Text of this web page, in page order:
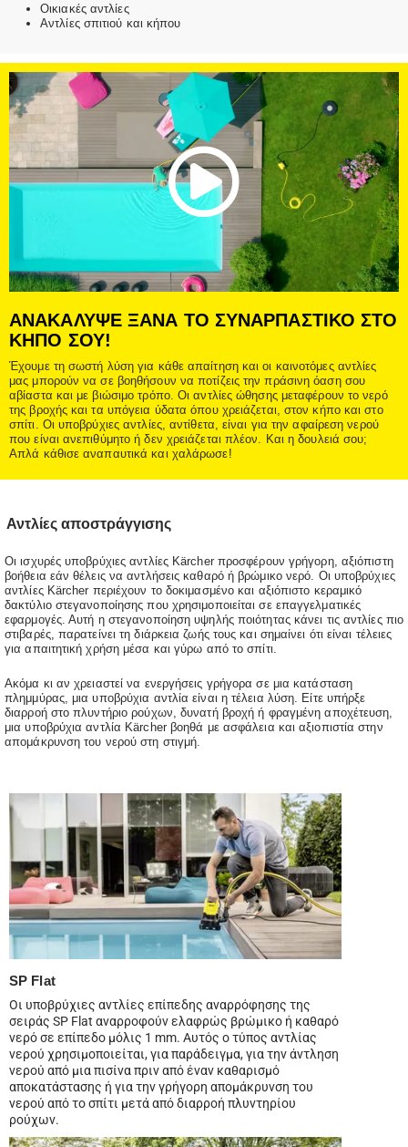
Οικιακές αντλίες
Αντλίες σπιτιού και κήπου
Play
ΑΝΑΚΑΛΥΨΕ ΞΑΝΑ ΤΟ ΣΥΝΑΡΠΑΣΤΙΚΟ ΣΤΟ
ΚΗΠΟ ΣΟΥ!
Έχουμε τη σωστή λύση για κάθε απαίτηση και οι καινοτόμες αντλίες
μας μπορούν να σε βοηθήσουν να ποτίζεις την πράσινη όαση σου
αβίαστα και με βιώσιμο τρόπο. Οι αντλίες ώθησης μεταφέρουν το νερό
της βροχής και τα υπόγεια ύδατα όπου χρειάζεται, στον κήπο και στο
σπίτι. Οι υποβρύχιες αντλίες, αντίθετα, είναι για την αφαίρεση νερού
που είναι ανεπιθύμητο ή δεν χρειάζεται πλέον. Και η δουλειά σου;
Απλά κάθισε αναπαυτικά και χαλάρωσε!
Αντλίες αποστράγγισης
Οι ισχυρές υποβρύχιες αντλίες Kärcher προσφέρουν γρήγορη, αξιόπιστη
βοήθεια εάν θέλεις να αντλήσεις καθαρό ή βρώμικο νερό. Οι υποβρύχιες
αντλίες Kärcher περιέχουν το δοκιμασμένο και αξιόπιστο κεραμικό
δακτύλιο στεγανοποίησης που χρησιμοποιείται σε επαγγελματικές
εφαρμογές. Αυτή η στεγανοποίηση υψηλής ποιότητας κάνει τις αντλίες πιο
στιβαρές, παρατείνει τη διάρκεια ζωής τους και σημαίνει ότι είναι τέλειες
για απαιτητική χρήση μέσα και γύρω από το σπίτι.
Ακόμα κι αν χρειαστεί να ενεργήσεις γρήγορα σε μια κατάσταση
πλημμύρας, μια υποβρύχια αντλία είναι η τέλεια λύση. Είτε υπήρξε
διαρροή στο πλυντήριο ρούχων, δυνατή βροχή ή φραγμένη αποχέτευση,
μια υποβρύχια αντλία Kärcher βοηθά με ασφάλεια και αξιοπιστία στην
απομάκρυνση του νερού στη στιγμή.
SP Flat
Οι υποβρύχιες αντλίες επίπεδης αναρρόφησης της
σειράς SP Flat αναρροφούν ελαφρώς βρώμικο ή καθαρό
νερό σε επίπεδο μόλις 1 mm. Αυτός ο τύπος αντλίας
νερού χρησιμοποιείται, για παράδειγμα, για την άντληση
νερού από μια πισίνα πριν από έναν καθαρισμό
αποκατάστασης ή για την γρήγορη απομάκρυνση του
νερού από το σπίτι μετά από διαρροή πλυντηρίου
ρούχων.